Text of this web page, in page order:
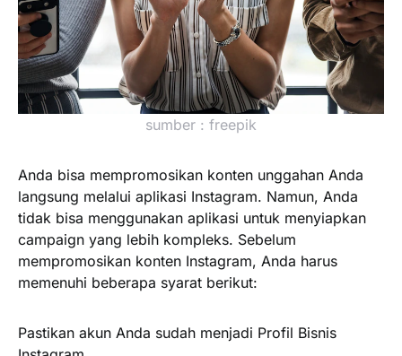
sumber : freepik
Anda bisa mempromosikan konten unggahan Anda
langsung melalui aplikasi Instagram. Namun, Anda
tidak bisa menggunakan aplikasi untuk menyiapkan
campaign yang lebih kompleks. Sebelum
mempromosikan konten Instagram, Anda harus
memenuhi beberapa syarat berikut:
Pastikan akun Anda sudah menjadi Profil Bisnis